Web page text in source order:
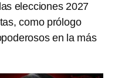
elecciones 2027
como prólogo
en la más